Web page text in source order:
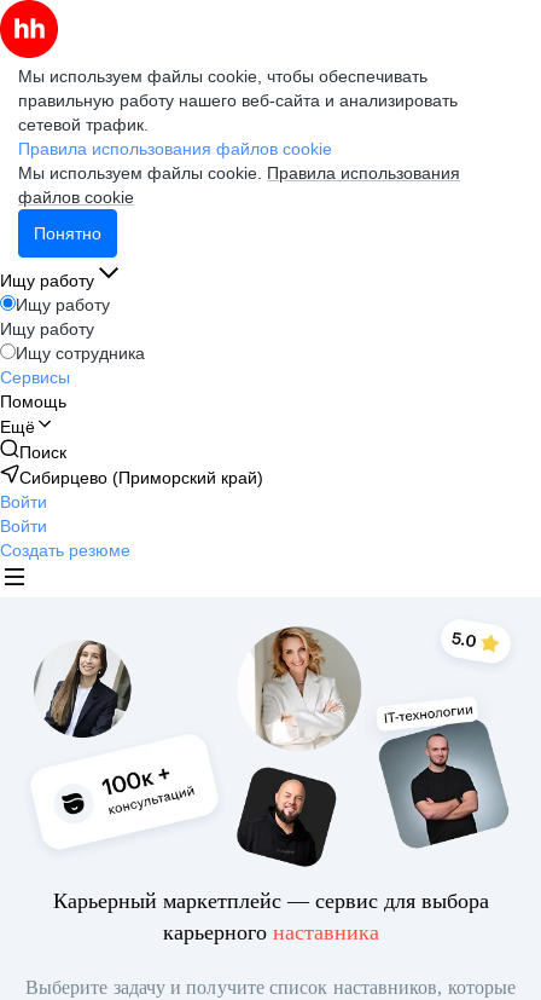
Мы используем файлы cookie, чтобы обеспечивать
правильную работу нашего веб-сайта и анализировать
сетевой трафик.
Правила использования файлов cookie
Мы используем файлы cookie. Правила использования
файлов cookie
Понятно
Ищу работу
Ищу работу
Ищу работу
Ищу сотрудника
Сервисы
Помощь
Ещё
Поиск
Сибирцево (Приморский край)
Войти
Войти
Создать резюме
Карьерный маркетплейс — сервис для выбора
карьерного наставника
Выберите задачу и получите список наставников, которые